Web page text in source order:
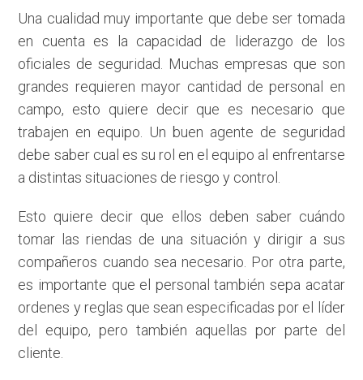
Una cualidad muy importante que debe ser tomada
en cuenta es la capacidad de liderazgo de los
oficiales de seguridad. Muchas empresas que son
grandes requieren mayor cantidad de personal en
campo, esto quiere decir que es necesario que
trabajen en equipo. Un buen agente de seguridad
debe saber cual es su rol en el equipo al enfrentarse
a distintas situaciones de riesgo y control.
Esto quiere decir que ellos deben saber cuándo
tomar las riendas de una situación y dirigir a sus
compañeros cuando sea necesario. Por otra parte,
es importante que el personal también sepa acatar
ordenes y reglas que sean especificadas por el líder
del equipo, pero también aquellas por parte del
cliente.